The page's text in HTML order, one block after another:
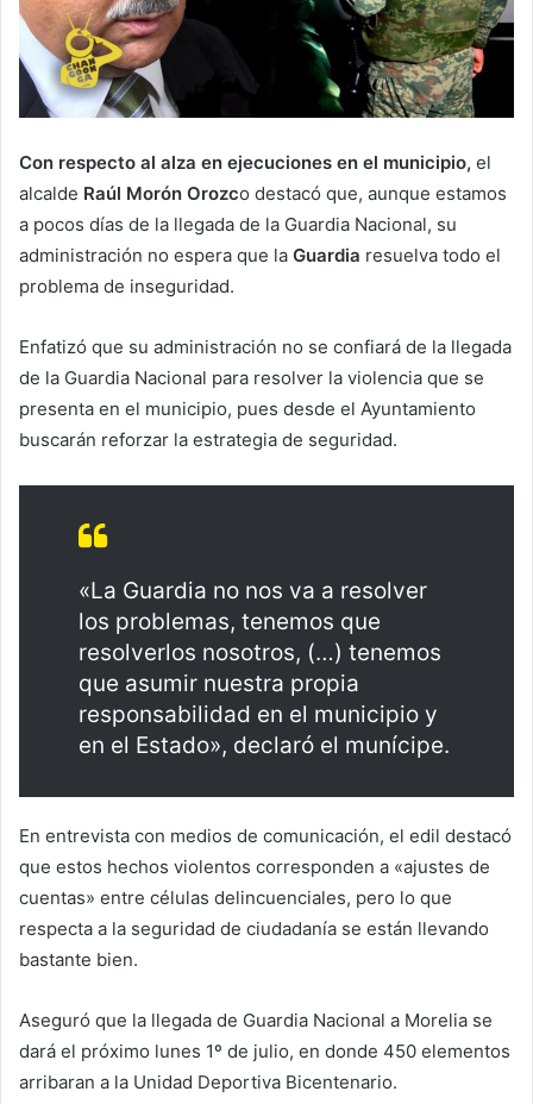
Con respecto al alza en ejecuciones en el municipio, el
alcalde Raúl Morón Orozco destacó que, aunque estamos
a pocos días de la llegada de la Guardia Nacional, su
administración no espera que la Guardia resuelva todo el
problema de inseguridad.
Enfatizó que su administración no se confiará de la llegada
de la Guardia Nacional para resolver la violencia que se
presenta en el municipio, pues desde el Ayuntamiento
buscarán reforzar la estrategia de seguridad.
«La Guardia no nos va a resolver
los problemas, tenemos que
resolverlos nosotros, (…) tenemos
que asumir nuestra propia
responsabilidad en el municipio y
en el Estado», declaró el munícipe.
En entrevista con medios de comunicación, el edil destacó
que estos hechos violentos corresponden a «ajustes de
cuentas» entre células delincuenciales, pero lo que
respecta a la seguridad de ciudadanía se están llevando
bastante bien.
Aseguró que la llegada de Guardia Nacional a Morelia se
dará el próximo lunes 1º de julio, en donde 450 elementos
arribaran a la Unidad Deportiva Bicentenario.